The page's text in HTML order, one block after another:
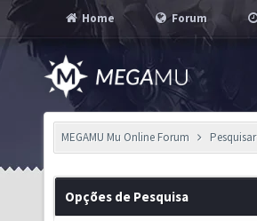
Home Forum
MEGAMU Mu Online Forum Pesquisar
Opções de Pesquisa